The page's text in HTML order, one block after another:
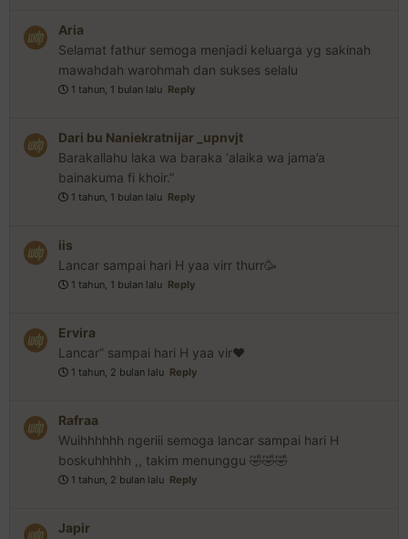
Aria
Selamat fathur semoga menjadi keluarga yg sakinah
mawahdah warohmah dan sukses selalu
1 tahun, 1 bulan lalu Reply
Dari bu Naniekratnijar _upnvjt
Barakallahu laka wa baraka ‘alaika wa jama’a
bainakuma fi khoir.”
1 tahun, 1 bulan lalu Reply
iis
Lancar sampai hari H yaa virr thurr🥳
1 tahun, 1 bulan lalu Reply
Ervira
Lancar” sampai hari H yaa vir♥️
1 tahun, 2 bulan lalu Reply
Rafraa
Wuihhhhhh ngeriii semoga lancar sampai hari H
boskuhhhhh ,, takim menunggu 🤣🤣🤣
1 tahun, 2 bulan lalu Reply
Japir